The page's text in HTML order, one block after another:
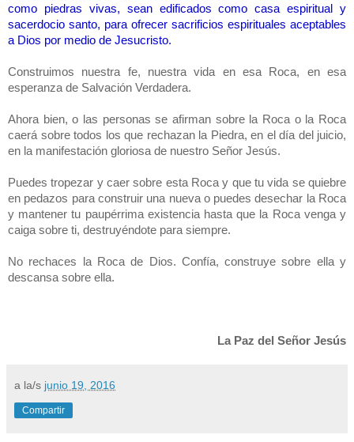
como piedras vivas, sean edificados como casa espiritual y
sacerdocio santo, para ofrecer sacrificios espirituales aceptables
a Dios por medio de Jesucristo.
Construimos nuestra fe, nuestra vida en esa Roca, en esa
esperanza de Salvación Verdadera.
Ahora bien, o las personas se afirman sobre la Roca o la Roca
caerá sobre todos los que rechazan la Piedra, en el día del juicio,
en la manifestación gloriosa de nuestro Señor Jesús.
Puedes tropezar y caer sobre esta Roca y que tu vida se quiebre
en pedazos para construir una nueva o puedes desechar la Roca
y mantener tu paupérrima existencia hasta que la Roca venga y
caiga sobre ti, destruyéndote para siempre.
No rechaces la Roca de Dios. Confía, construye sobre ella y
descansa sobre ella.
La Paz del Señor Jesús
a la/s junio 19, 2016
Compartir